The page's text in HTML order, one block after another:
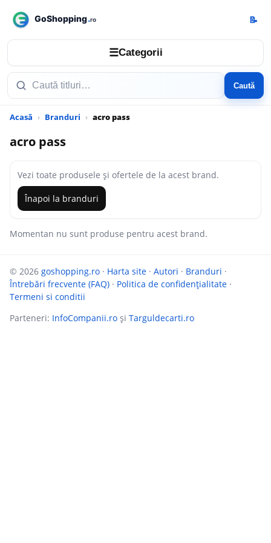
☰Categorii
Caută
📝
Acasă Branduri acro pass
acro pass
Vezi toate produsele și ofertele de la acest brand.
Înapoi la branduri
Momentan nu sunt produse pentru acest brand.
© 2026 goshopping.ro · Harta site · Autori · Branduri ·
Întrebări frecvente (FAQ) · Politica de confidențialitate ·
Termeni si conditii
Parteneri: InfoCompanii.ro și Targuldecarti.ro